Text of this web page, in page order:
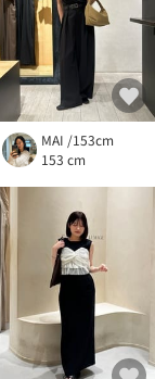
MAI /153cm
153 cm